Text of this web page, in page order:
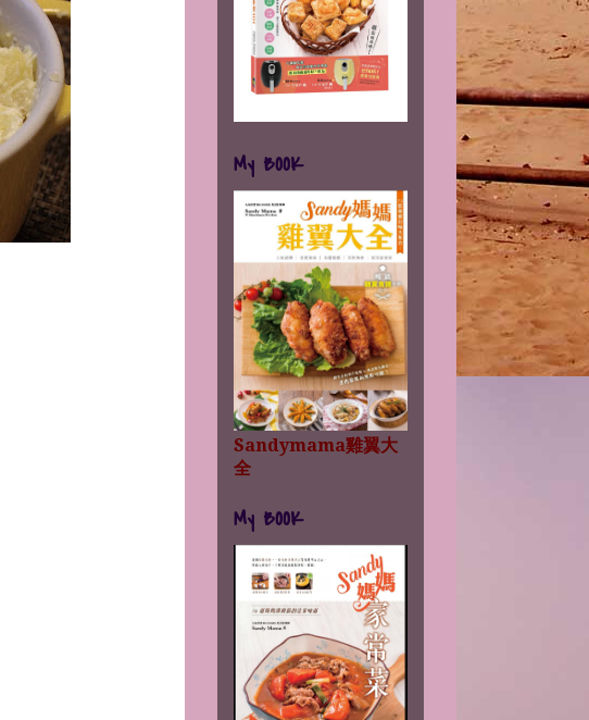
My BOOK
Sandymama雞翼大
全
My BOOK